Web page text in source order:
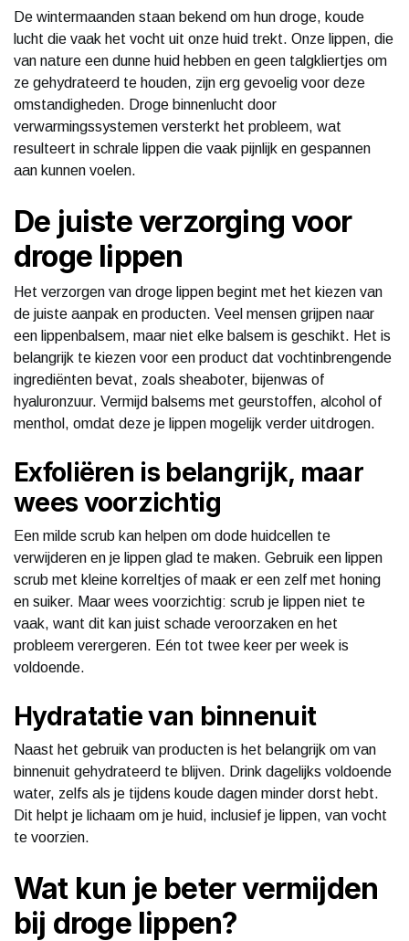
De wintermaanden staan bekend om hun droge, koude
lucht die vaak het vocht uit onze huid trekt. Onze lippen, die
van nature een dunne huid hebben en geen talgkliertjes om
ze gehydrateerd te houden, zijn erg gevoelig voor deze
omstandigheden. Droge binnenlucht door
verwarmingssystemen versterkt het probleem, wat
resulteert in schrale lippen die vaak pijnlijk en gespannen
aan kunnen voelen.
De juiste verzorging voor
droge lippen
Het verzorgen van droge lippen begint met het kiezen van
de juiste aanpak en producten. Veel mensen grijpen naar
een lippenbalsem, maar niet elke balsem is geschikt. Het is
belangrijk te kiezen voor een product dat vochtinbrengende
ingrediënten bevat, zoals sheaboter, bijenwas of
hyaluronzuur. Vermijd balsems met geurstoffen, alcohol of
menthol, omdat deze je lippen mogelijk verder uitdrogen.
Exfoliëren is belangrijk, maar
wees voorzichtig
Een milde scrub kan helpen om dode huidcellen te
verwijderen en je lippen glad te maken. Gebruik een lippen
scrub met kleine korreltjes of maak er een zelf met honing
en suiker. Maar wees voorzichtig: scrub je lippen niet te
vaak, want dit kan juist schade veroorzaken en het
probleem verergeren. Eén tot twee keer per week is
voldoende.
Hydratatie van binnenuit
Naast het gebruik van producten is het belangrijk om van
binnenuit gehydrateerd te blijven. Drink dagelijks voldoende
water, zelfs als je tijdens koude dagen minder dorst hebt.
Dit helpt je lichaam om je huid, inclusief je lippen, van vocht
te voorzien.
Wat kun je beter vermijden
bij droge lippen?